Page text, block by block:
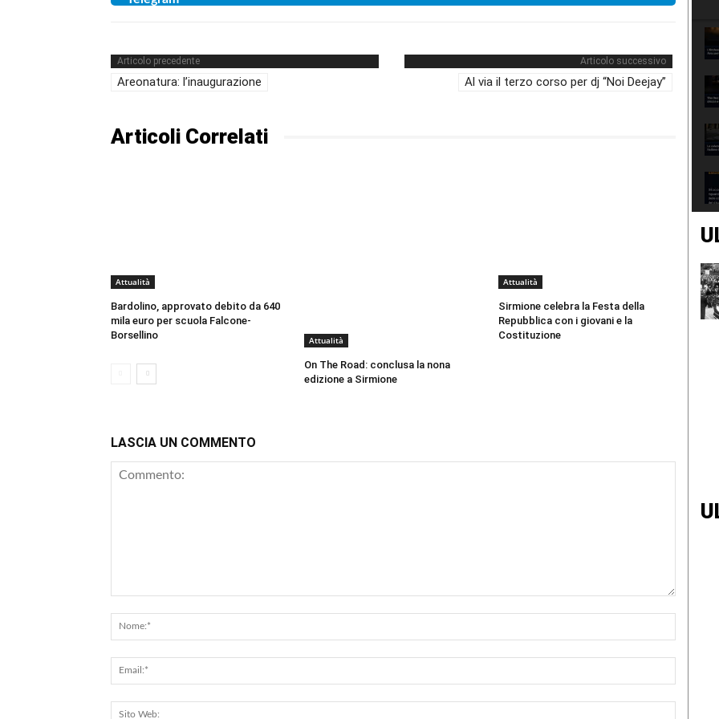
Articolo precedente
Areonatura: l’inaugurazione
Articolo successivo
Al via il terzo corso per dj “Noi Deejay”
Articoli Correlati
Attualità
Bardolino, approvato debito da 640
mila euro per scuola Falcone-
Borsellino
Attualità
On The Road: conclusa la nona
edizione a Sirmione
Attualità
Sirmione celebra la Festa della
Repubblica con i giovani e la
Costituzione
LASCIA UN COMMENTO